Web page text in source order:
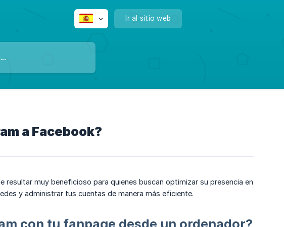
Ir al sitio web
a Facebook?
muy beneficioso para quienes buscan optimizar su presencia en
y administrar tus cuentas de manera más eficiente.